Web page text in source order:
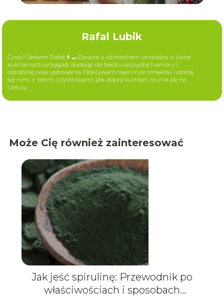
Rafal Lubik
Cześć! Jestem Rafał.👨‍🍳Zawsze z uśmiechem wchodzę w świat
kulinarnych przygód, dodając do tekstu szczyptę humoru i
odrobinę pasji gotowania. Odkrywam tajemnice smaków i dzielę
się nimi z Wami, czytelnikami, jak dobry kumpel, co zna się na
rzeczy.
Może Cię również zainteresować
Jak jeść spirulinę: Przewodnik po
właściwościach i sposobach